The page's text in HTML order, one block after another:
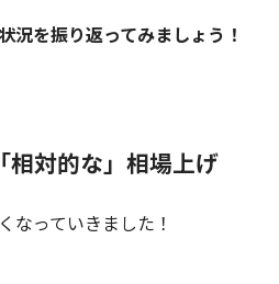
況を振り返ってみましょう！
相対的な」相場上げ
なっていきました！